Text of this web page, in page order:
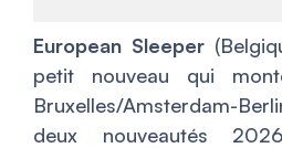
European Sleeper
petit nouveau qui
Bruxelles/Amsterdam-
deux nouveautés